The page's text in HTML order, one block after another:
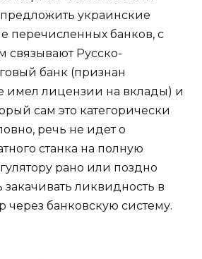
украинские
перечисленных банков, с
связывают Русско-
банк (признан
имел лицензии на вклады) и
сам это категорически
речь не идет о
станка на полную
рано или поздно
закачивать ликвидность в
через банковскую систему.